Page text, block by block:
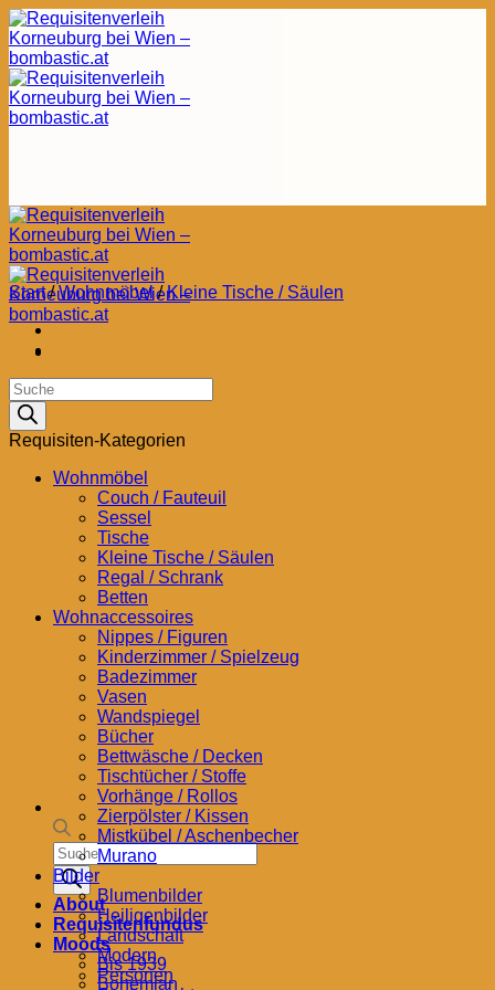
Zum
Inhalt
springen
Products
search
About
Requisitenfundus
Moods
Bis 1939
Bohemian
Start / Wohnmöbel / Kleine Tische / Säulen
Products
search
Requisiten-Kategorien
Wohnmöbel
Couch / Fauteuil
Sessel
Tische
Kleine Tische / Säulen
Regal / Schrank
Betten
Wohnaccessoires
Nippes / Figuren
Kinderzimmer / Spielzeug
Badezimmer
Vasen
Wandspiegel
Bücher
Bettwäsche / Decken
Tischtücher / Stoffe
Vorhänge / Rollos
Zierpölster / Kissen
Mistkübel / Aschenbecher
Murano
Bilder
Blumenbilder
Heiligenbilder
Landschaft
Modern
Personen